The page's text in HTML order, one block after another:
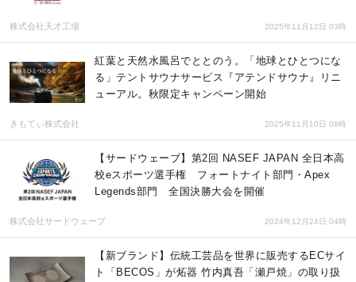
株式会社天才工場 2025年11月12日 03時
紅葉と天然水風呂でととのう。「地球とひとつにな
る」テントサウナサービス『アテンドサウナ』リニ
ューアル。秋限定キャンペーン開始
きもてぃ株式会社 2025年11月10日 08時
【サードウェーブ】第2回 NASEF JAPAN 全日本高
校eスポーツ選手権 フォートナイト部門・Apex
Legends部門 全国決勝大会を開催
株式会社サードウェーブ 2024年12月24日 04時
【新ブランド】伝統工芸品を世界に販売するECサイ
ト「BECOS」が炻器 竹内真吾「瀬戸焼」の取り扱